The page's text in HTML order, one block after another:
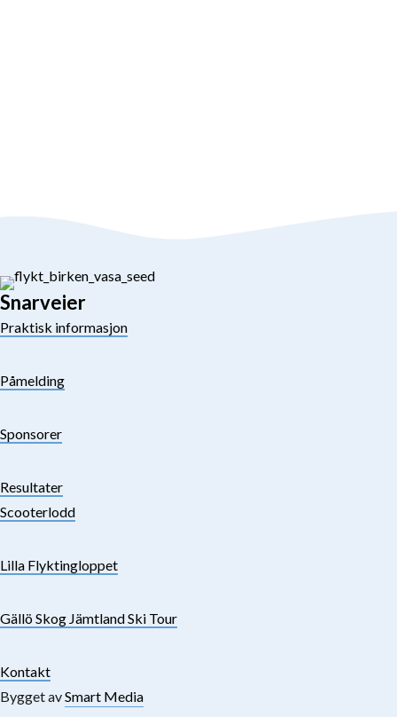
Snarveier
Praktisk informasjon
Påmelding
Sponsorer
Resultater
Scooterlodd
Lilla Flyktingloppet
Gällö Skog Jämtland Ski Tour
Kontakt
Bygget avSmart Media